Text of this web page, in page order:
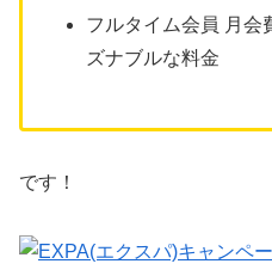
フルタイム会員 月会
ズナブルな料金
です！